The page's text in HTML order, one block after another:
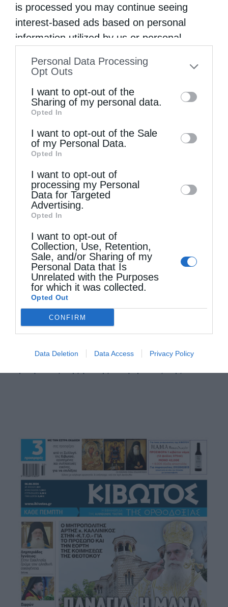
is processed you may continue seeing
interest-based ads based on personal
information utilized by us or personal
to your opt-out. You may separately opt-out
information by third parties on the IAB’s list
of downstream participants. This
information may also be disclosed by us to
third parties on theIAB’s List of
Downstream Participants
disclose it to other third parties.
Personal Data Processing
Opt Outs
I want to opt-out of the
Sharing of my personal data.
Opted In
I want to opt-out of the Sale
of my Personal Data.
Opted In
I want to opt-out of
processing my Personal
Data for Targeted
Advertising.
Opted In
I want to opt-out of
Collection, Use, Retention,
Sale, and/or Sharing of my
Personal Data that Is
Unrelated with the Purposes
for which it was collected.
Opted Out
CONFIRM
Data Deletion Data Access Privacy Policy
Πατριαρχεία
Μαρματάκης
kivotos 8 Δεκεμβρίου 2015
Συνεδρίασε σήμερα η Ιερά Σύνοδος της
Εκκλησίας της Κρήτης και προχώρησε στην
εκλογή Μητροπολίτη Πέτρας και
Χερρονήσου. κατά τη διαδικασία εξελέγη ο
Αρχιμανδρίτης Γεράσιμος Μαρματάκης,